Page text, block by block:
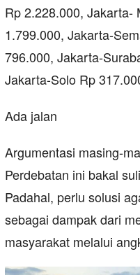
Rp 2.228.000, Jakarta-
1.799.000, Jakarta-
796.000, Jakarta-
Jakarta-Solo Rp
Ada jalan
Argumentasi masing-
Perdebatan ini bakal
Padahal, perlu solusi
sebagai dampak dari
masyarakat melalui